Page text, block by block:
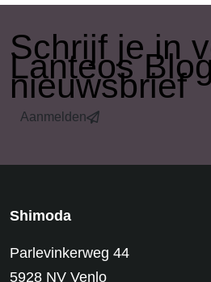
​Schrijf je in
Lanteos
nieuwsbrief
Aanmelden
Shimoda
Parlevinkerweg 44
5928 NV Venlo